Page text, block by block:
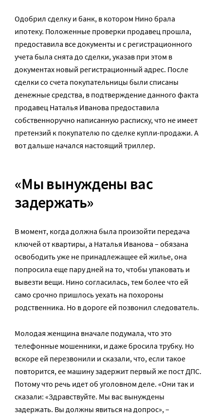
Одобрил сделку и банк, в котором Нино брала
ипотеку. Положенные проверки продавец прошла,
предоставила все документы и с регистрационного
учета была снята до сделки, указав при этом в
документах новый регистрационный адрес. После
сделки со счета покупательницы были списаны
денежные средства, в подтверждение данного факта
продавец Наталья Иванова предоставила
собственноручно написанную расписку, что не имеет
претензий к покупателю по сделке купли-продажи. А
вот дальше начался настоящий триллер.
«Мы вынуждены вас
задержать»
В момент, когда должна была произойти передача
ключей от квартиры, а Наталья Иванова – обязана
освободить уже не принадлежащее ей жилье, она
попросила еще пару дней на то, чтобы упаковать и
вывезти вещи. Нино согласилась, тем более что ей
само срочно пришлось уехать на похороны
родственника. Но в дороге ей позвонил следователь.
Молодая женщина вначале подумала, что это
телефонные мошенники, и даже бросила трубку. Но
вскоре ей перезвонили и сказали, что, если такое
повторится, ее машину задержит первый же пост ДПС.
Потому что речь идет об уголовном деле. «Они так и
сказали: «Здравствуйте. Мы вас вынуждены
задержать. Вы должны явиться на допрос», –